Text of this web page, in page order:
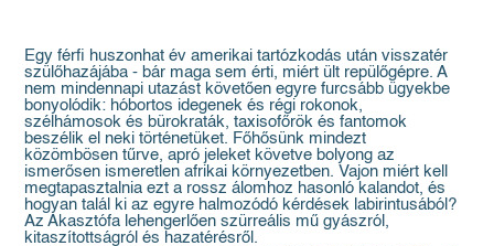
Egy férfi huszonhat év amerikai tartózkodás után visszatér
szülőhazájába - bár maga sem érti, miért ült repülőgépre. A
nem mindennapi utazást követően egyre furcsább ügyekbe
bonyolódik: hóbortos idegenek és régi rokonok,
szélhámosok és bürokraták, taxisofőrök és fantomok
beszélik el neki történetüket. Főhősünk mindezt
közömbösen tűrve, apró jeleket követve bolyong az
ismerősen ismeretlen afrikai környezetben. Vajon miért kell
megtapasztalnia ezt a rossz álomhoz hasonló kalandot, és
hogyan talál ki az egyre halmozódó kérdések labirintusából?
Az Akasztófa lehengerlően szürreális mű gyászról,
kitaszítottságról és hazatérésről.